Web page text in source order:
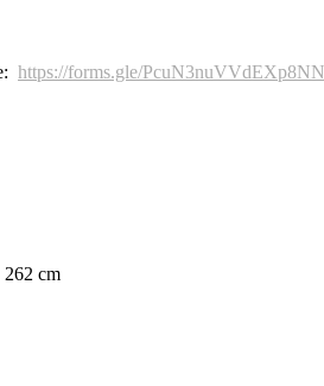
https://forms.gle/
262 cm